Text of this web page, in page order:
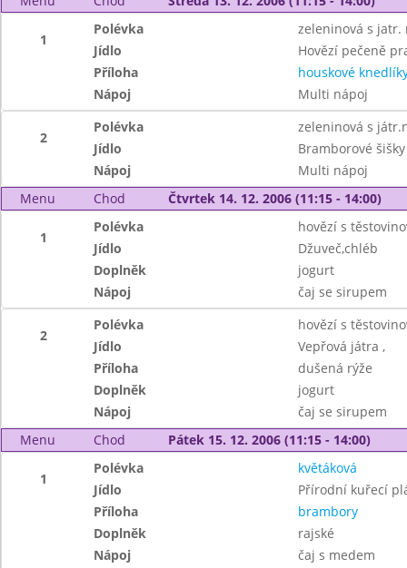
1
Polévka
zeleninová s jatr.
Jídlo
Hovězí pečeně
Příloha
houskové
Nápoj
Multi nápoj
2
Polévka
zeleninová s
Jídlo
Bramborové
Nápoj
Multi nápoj
Menu
Chod Čtvrtek 14. 12. 2006 (11:15 - 14:00)
1
Polévka
hovězí s
Jídlo
Džuveč,chléb
Doplněk
jogurt
Nápoj
čaj se sirupem
2
Polévka
hovězí s
Jídlo
Vepřová játra ,
Příloha
dušená rýže
Doplněk
jogurt
Nápoj
čaj se sirupem
Menu
Chod Pátek 15. 12. 2006 (11:15 - 14:00)
1
Polévka
květáková
Jídlo
Přírodní kuřecí
Příloha
brambory
Doplněk
rajské
Nápoj
čaj s medem